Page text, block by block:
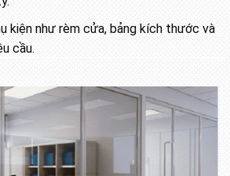
kiện như rèm cửa, bảng kích thước và
cầu.